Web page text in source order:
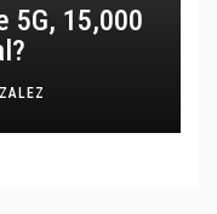
5G, 15,000